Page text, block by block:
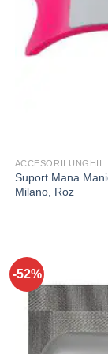
ACCESORII UNGHII
Suport Mana
Milano, Roz
-52%